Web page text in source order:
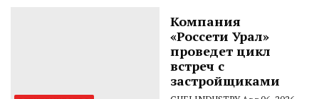
Компания
«Россети Урал»
проведет цикл
встреч с
застройщиками